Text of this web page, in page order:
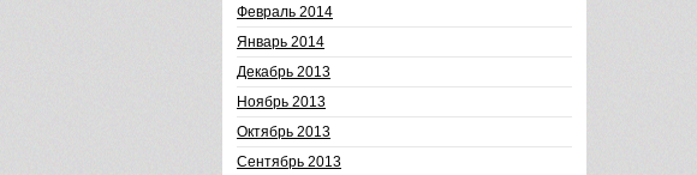
Февраль 2014
Январь 2014
Декабрь 2013
Ноябрь 2013
Октябрь 2013
Сентябрь 2013